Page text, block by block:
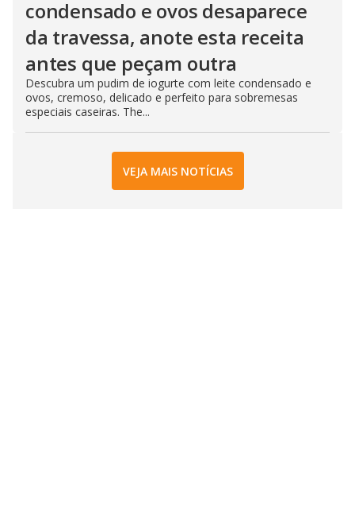
condensado e ovos desaparece
da travessa, anote esta receita
antes que peçam outra
Descubra um pudim de iogurte com leite condensado e
ovos, cremoso, delicado e perfeito para sobremesas
especiais caseiras. The...
VEJA MAIS NOTÍCIAS